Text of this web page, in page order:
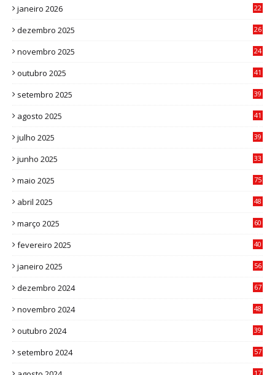
janeiro 2026
22
dezembro 2025
26
novembro 2025
24
outubro 2025
41
setembro 2025
39
agosto 2025
41
julho 2025
39
junho 2025
33
maio 2025 75
abril 2025
48
março 2025
60
fevereiro 2025
40
janeiro 2025
56
dezembro 2024
67
novembro 2024
48
outubro 2024
39
setembro 2024
57
17